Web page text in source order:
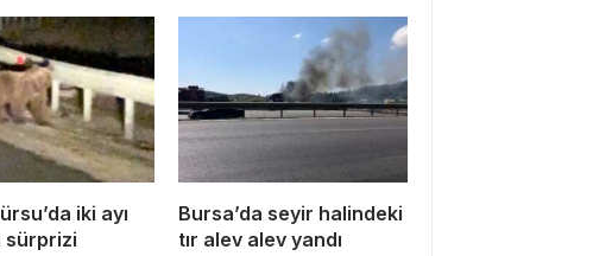
iki ayı
sürprizi
Bursa’da seyir halindeki
tır alev alev yandı